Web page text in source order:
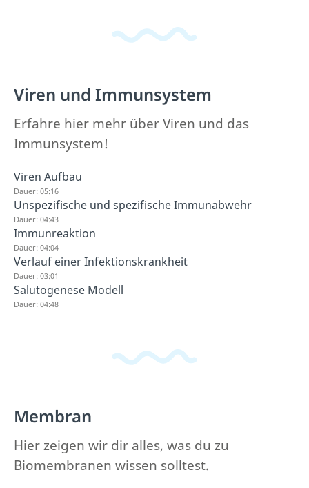
Viren und Immunsystem
Erfahre hier mehr über Viren und das
Immunsystem!
Viren Aufbau
Dauer: 05:16
Unspezifische und spezifische Immunabwehr
Dauer: 04:43
Immunreaktion
Dauer: 04:04
Verlauf einer Infektionskrankheit
Dauer: 03:01
Salutogenese Modell
Dauer: 04:48
Membran
Hier zeigen wir dir alles, was du zu
Biomembranen wissen solltest.